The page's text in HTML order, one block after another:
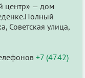
центр» — дом
Советская улица,
+7 (4742)